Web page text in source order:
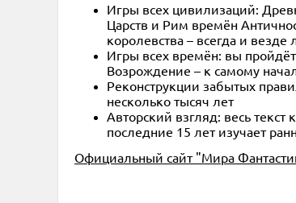
Игры всех цивилизаций:
Царств и Рим времён
королевства – всегда и
Игры всех времён: вы
Возрождение – к самому
Реконструкции забытых
несколько тысяч лет
Авторский взгляд: весь
последние 15 лет изучает
Официальный сайт "Мира